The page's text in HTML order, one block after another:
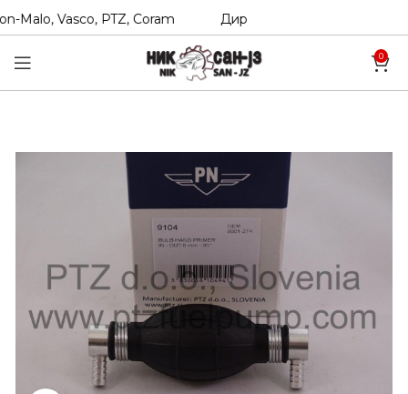
Vasco, PTZ, Coram Директни увозници на
0